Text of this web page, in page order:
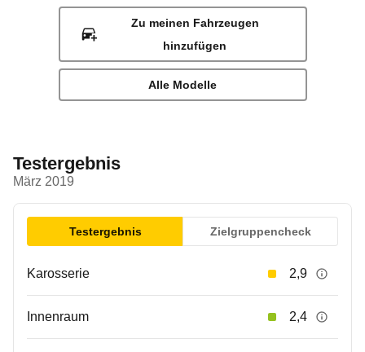
Zu meinen Fahrzeugen
hinzufügen
Alle Modelle
Testergebnis
März 2019
Testergebnis Zielgruppencheck
Karosserie 2,9
Innenraum 2,4